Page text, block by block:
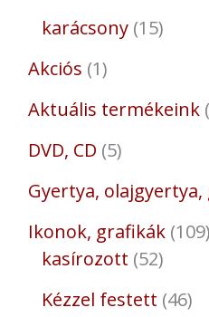
karácsony 15
Akciós 1
Aktuális termékeink
DVD, CD 5
Gyertya,
Ikonok, grafikák 109
kasírozott 52
Kézzel festett 46